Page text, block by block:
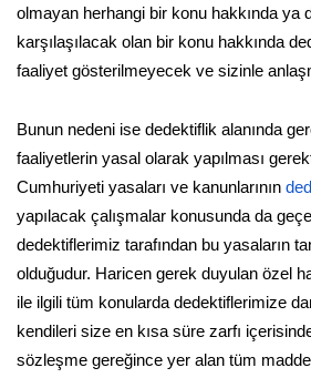
olmayan herhangi bir konu hakkında ya
karşılaşılacak olan bir konu hakkında
faaliyet gösterilmeyecek ve sizinle
Bunun nedeni ise dedektiflik alanında
faaliyetlerin yasal olarak yapılması
Cumhuriyeti yasaları ve kanunlarının
yapılacak çalışmalar konusunda da
dedektiflerimiz tarafından bu yasaların
olduğudur. Haricen gerek duyulan özel
ile ilgili tüm konularda dedektiflerimize
kendileri size en kısa süre zarfı
sözleşme gereğince yer alan tüm